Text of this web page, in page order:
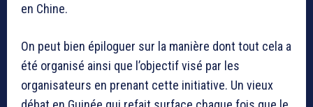
en Chine.
On peut bien épiloguer sur la manière dont tout cela a
été organisé ainsi que l’objectif visé par les
organisateurs en prenant cette initiative. Un vieux